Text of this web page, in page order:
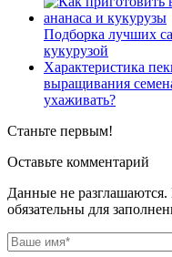
Подборка лучших
кукурузой
Характеристика
выращивания
ухаживать?
Станьте первым!
Оставьте комментарий
Данные не
обязательны для